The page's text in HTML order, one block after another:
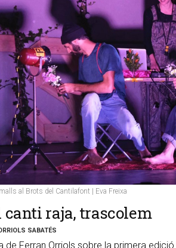
al Brots del Cantilafont | Eva Freixa
canti raja, trascolem
SABATÉS
de Ferran Orriols sobre la primera